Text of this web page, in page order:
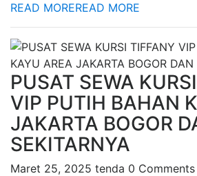
READ MOREREAD MORE
PUSAT SEWA
VIP PUTIH BAHAN
JAKARTA BOGOR
SEKITARNYA
Maret 25, 2025 tenda 0 Comments